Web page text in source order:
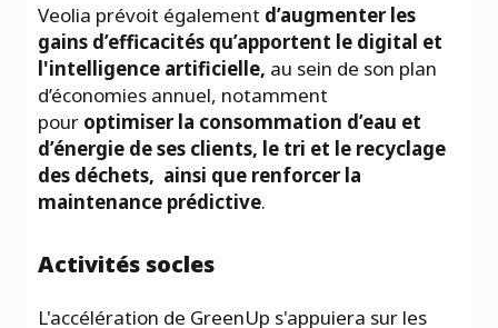
Veolia prévoit également d’augmenter les
gains d’efficacités qu’apportent le digital et
l'intelligence artificielle, au sein de son plan
d’économies annuel, notamment
pour optimiser la consommation d’eau et
d’énergie de ses clients, le tri et le recyclage
des déchets, ainsi que renforcer la
maintenance prédictive.
Activités socles
L'accélération de GreenUp s'appuiera sur les